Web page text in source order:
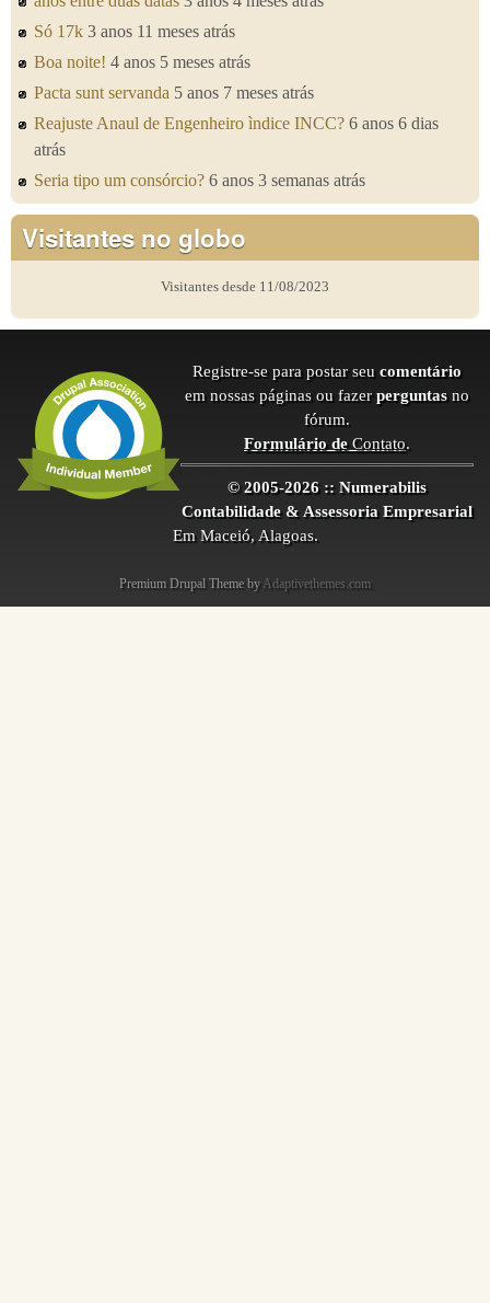
Só 17k 3 anos 11 meses atrás
Boa noite! 4 anos 5 meses atrás
Pacta sunt servanda 5 anos 7 meses atrás
Reajuste Anaul de Engenheiro ìndice INCC? 6 anos 6 dias
atrás
Seria tipo um consórcio? 6 anos 3 semanas atrás
Visitantes no globo
Visitantes desde 11/08/2023
Registre-se para postar seu comentário
em nossas páginas ou fazer perguntas no
fórum.
Formulário deContato.
© 2005-2026 :: Numerabilis
Contabilidade & Assessoria Empresarial
Em Maceió, Alagoas.
Premium Drupal Theme by Adaptivethemes.com